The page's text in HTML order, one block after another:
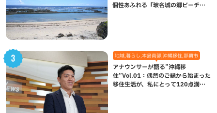
個性あふれる「玻名城の郷ビーチ」
地域,暮らし,本島南部,沖縄移住,那覇市
アナウンサーが語る”沖縄移
住”Vol.01：偶然のご縁から始まった
移住生活が、私にとって120点満点